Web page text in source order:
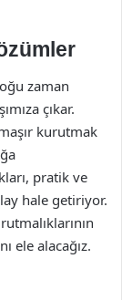
zaman
çıkar.
kurutmak
pratik ve
hale getiriyor.
ele alacağız.